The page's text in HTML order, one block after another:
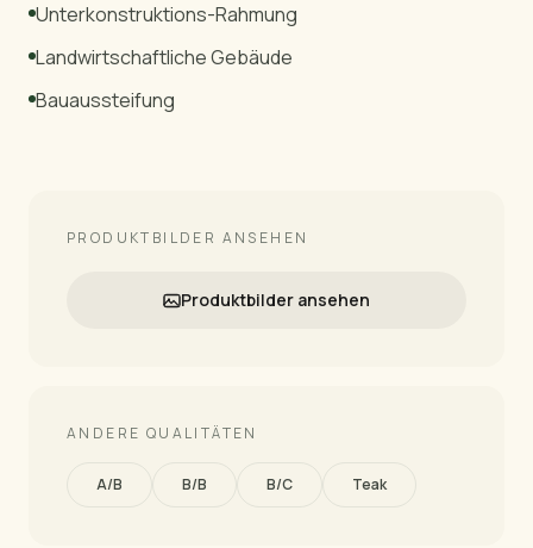
Unterkonstruktions-Rahmung
Landwirtschaftliche Gebäude
Bauaussteifung
PRODUKTBILDER ANSEHEN
Produktbilder ansehen
ANDERE QUALITÄTEN
A/B B/B B/C Teak